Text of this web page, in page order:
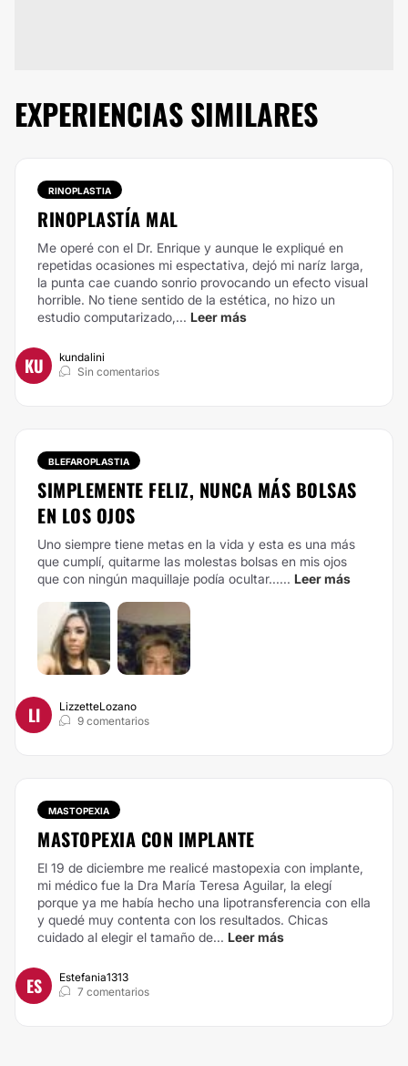
EXPERIENCIAS SIMILARES
RINOPLASTIA
RINOPLASTÍA MAL
Me operé con el Dr. Enrique y aunque le expliqué en
repetidas ocasiones mi espectativa, dejó mi naríz larga,
la punta cae cuando sonrio provocando un efecto visual
horrible. No tiene sentido de la estética, no hizo un
estudio computarizado,... Leer más
KU
kundalini
Sin comentarios
BLEFAROPLASTIA
SIMPLEMENTE FELIZ, NUNCA MÁS BOLSAS
EN LOS OJOS
Uno siempre tiene metas en la vida y esta es una más
que cumplí, quitarme las molestas bolsas en mis ojos
que con ningún maquillaje podía ocultar...... Leer más
LI
LizzetteLozano
9 comentarios
MASTOPEXIA
MASTOPEXIA CON IMPLANTE
El 19 de diciembre me realicé mastopexia con implante,
mi médico fue la Dra María Teresa Aguilar, la elegí
porque ya me había hecho una lipotransferencia con ella
y quedé muy contenta con los resultados. Chicas
cuidado al elegir el tamaño de... Leer más
ES
Estefania1313
7 comentarios